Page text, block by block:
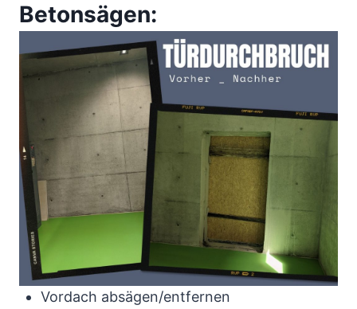
Betonsägen:
Vordach absägen/entfernen